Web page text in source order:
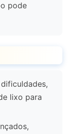
pode
lixo para